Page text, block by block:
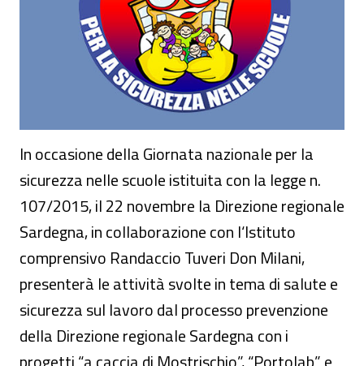
In occasione della Giornata nazionale per la
sicurezza nelle scuole istituita con la legge n.
107/2015, il 22 novembre la Direzione regionale
Sardegna, in collaborazione con l‘Istituto
comprensivo Randaccio Tuveri Don Milani,
presenterà le attività svolte in tema di salute e
sicurezza sul lavoro dal processo prevenzione
della Direzione regionale Sardegna con i